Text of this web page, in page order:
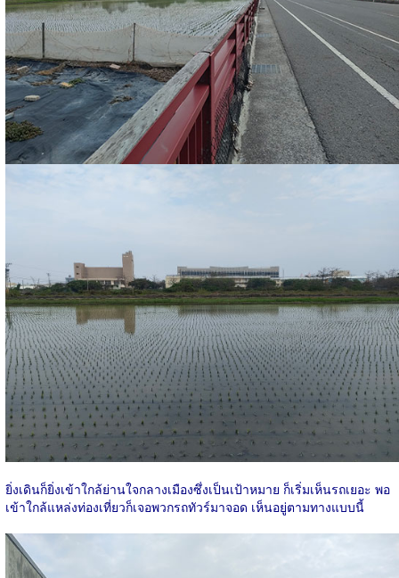
ยิ่งเดินก็ยิ่งเข้าใกล้ย่านใจกลางเมืองซึ่งเป็นเป้าหมาย ก็เริ่มเห็นรถเยอะ พอ
เข้าใกล้แหล่งท่องเที่ยวก็เจอพวกรถทัวร์มาจอด เห็นอยู่ตามทางแบบนี้